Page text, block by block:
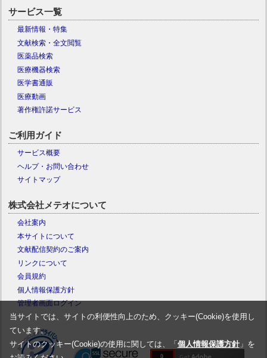
サービス一覧
最新情報・特集
文献検索・全文閲覧
医薬品検索
医療機器検索
医学書通販
医療動画
著作権許諾サービス
ご利用ガイド
サービス概要
ヘルプ・お問い合わせ
サイトマップ
株式会社メテオについて
会社案内
本サイトについて
文献配信契約のご案内
リンクについて
会員規約
個人情報保護方針
管理者画面ログイン
当サイトでは、サイトの利便性向上のため、クッキー(Cookie)を使用し
ています。
サイトのクッキー(Cookie)の使用に関しては、「 個人情報保護方針」を